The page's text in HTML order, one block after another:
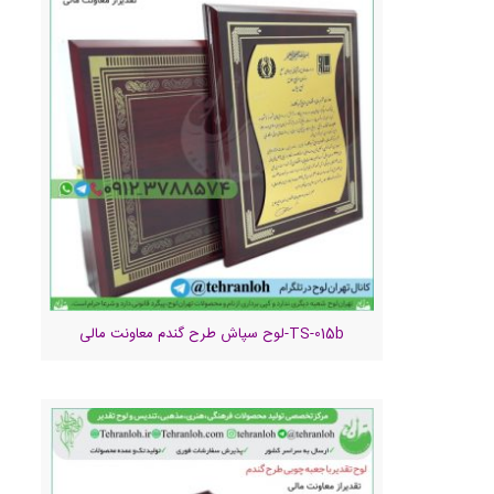
TS-015b-لوح سپاش طرح گندم معاونت مالی